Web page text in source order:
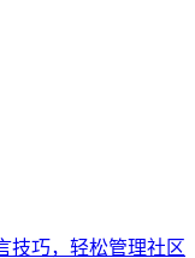
技巧，轻松管理社区